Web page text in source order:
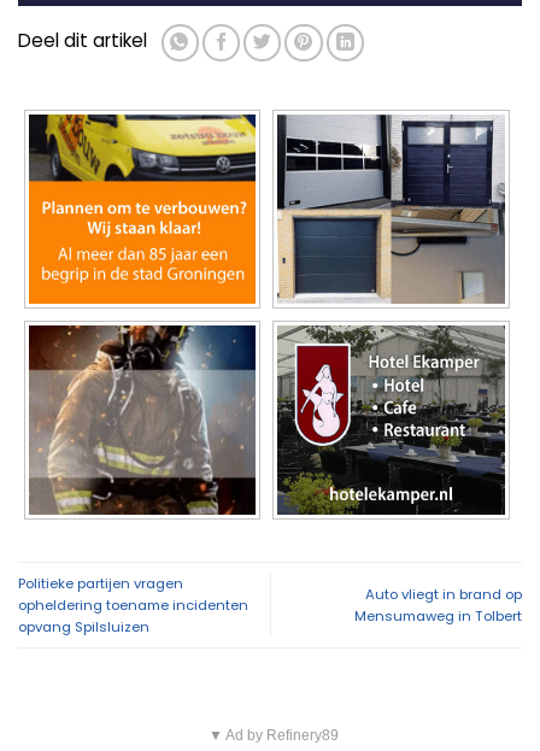
Deel dit artikel
Politieke partijen vragen
opheldering toename incidenten
opvang Spilsluizen
Auto vliegt in brand op
Mensumaweg in Tolbert
▼ Ad by Refinery89